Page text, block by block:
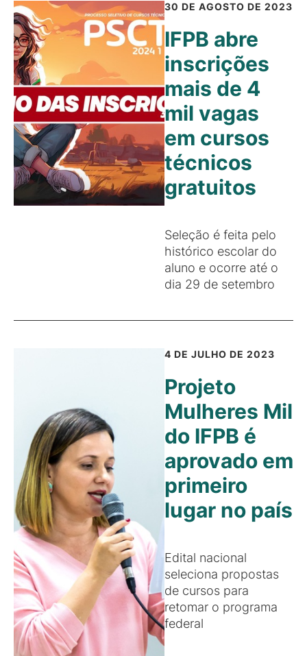
30 DE AGOSTO DE 2023
IFPB abre
inscrições
mais de 4
mil vagas
em cursos
técnicos
gratuitos
Seleção é feita pelo
histórico escolar do
aluno e ocorre até o
dia 29 de setembro
4 DE JULHO DE 2023
Projeto
Mulheres Mil
do IFPB é
aprovado em
primeiro
lugar no país
Edital nacional
seleciona propostas
de cursos para
retomar o programa
federal